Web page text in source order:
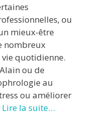
ou
mieux-être
nombreux
quotidienne.
ou de
au
ou améliorer
Lire la suite…